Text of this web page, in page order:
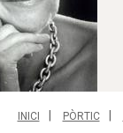
INICI PÒRTIC